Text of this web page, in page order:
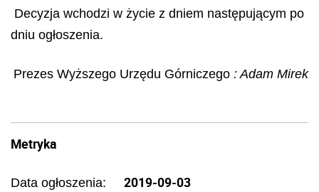
Decyzja wchodzi w życie z dniem następującym po
dniu ogłoszenia.
Prezes Wyższego Urzędu Górniczego : Adam Mirek
Metryka
Data ogłoszenia: 2019-09-03